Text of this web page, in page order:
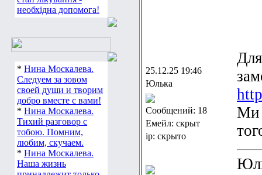
необхідна допомога!
* Нина Москалева.
Следуем за зовом
своей души и творим
добро вместе с вами!
* Нина Москалева.
Тихий разговор с
тобою. Помним,
любим, скучаем.
* Нина Москалева.
Наша жизнь
25.12.25 19:46
Юлька
Сообщений: 18
Емейл: скрыт
ip: скрыто
Ми